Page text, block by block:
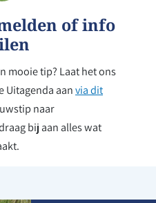
of info
mooie tip? Laat het ons
Uitagenda aanvia dit
naar
bij aan alles wat